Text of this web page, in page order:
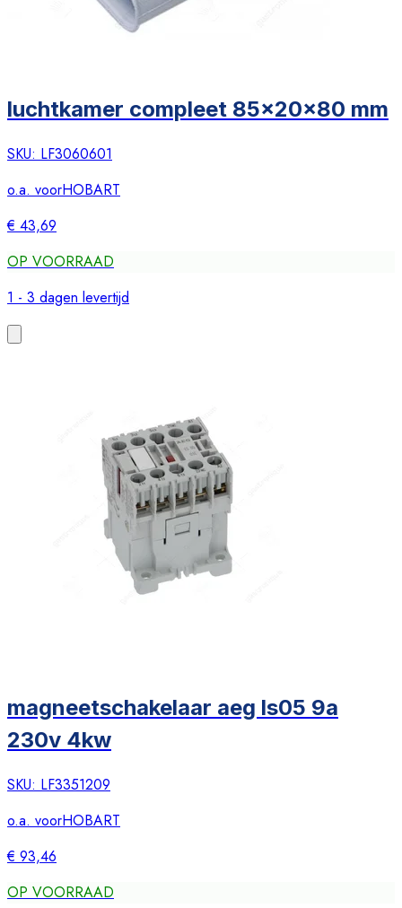
luchtkamer compleet 85x20x80 mm
SKU: LF3060601
o.a. voorHOBART
€ 43,69
OP VOORRAAD
1 - 3 dagen levertijd
magneetschakelaar aeg ls05 9a
230v 4kw
SKU: LF3351209
o.a. voorHOBART
€ 93,46
OP VOORRAAD